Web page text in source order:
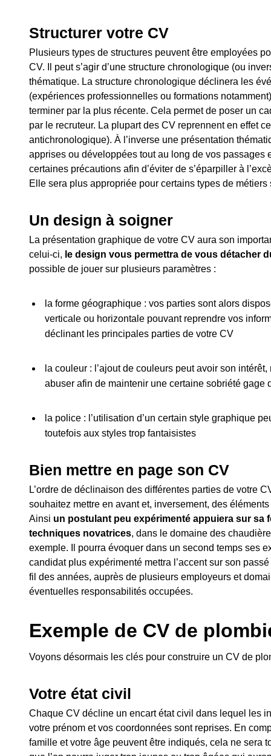
Structurer votre CV
Plusieurs types de structures peuvent être employées
CV. Il peut s’agir d’une structure chronologique (ou
thématique. La structure chronologique déclinera les
(expériences professionnelles ou formations
terminer par la plus récente. Cela permet de poser un
par le recruteur. La plupart des CV reprennent en effet
antichronologique). À l’inverse une présentation
apprises ou développées tout au long de vos passages
certaines précautions afin d’éviter de s’éparpiller à
Elle sera plus appropriée pour certains types de métiers
Un design à soigner
La présentation graphique de votre CV aura son
celui-ci, le design vous permettra de vous détacher
possible de jouer sur plusieurs paramètres :
la forme géographique : vos parties sont alors
verticale ou horizontale pouvant reprendre vos
déclinant les principales parties de votre CV
la couleur : l’ajout de couleurs peut avoir son
abuser afin de maintenir une certaine sobriété gage
la police : l’utilisation d’un certain style graphique
toutefois aux styles trop fantaisistes
Bien mettre en page son CV
L’ordre de déclinaison des différentes parties de votre
souhaitez mettre en avant et, inversement, des
Ainsi un postulant peu expérimenté appuiera sur sa
techniques novatrices, dans le domaine des
exemple. Il pourra évoquer dans un second temps ses
candidat plus expérimenté mettra l’accent sur son
fil des années, auprès de plusieurs employeurs et
éventuelles responsabilités occupées.
Exemple de CV de
Voyons désormais les clés pour construire un CV de
Votre état civil
Chaque CV décline un encart état civil dans lequel les
votre prénom et vos coordonnées sont reprises. En
famille et votre âge peuvent être indiqués, cela ne sera